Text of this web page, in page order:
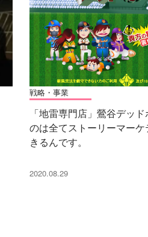
戦略・事業
「地雷専門店」鶯谷デッ
のは全てストーリーマー
きるんです。
2020.08.29